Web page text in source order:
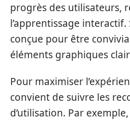
progrès des utilisateurs,
l’apprentissage
conçue pour être
éléments graphiques
Pour maximiser
convient de suivre les
d’utilisation. Par